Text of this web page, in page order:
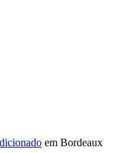
em Bordeaux